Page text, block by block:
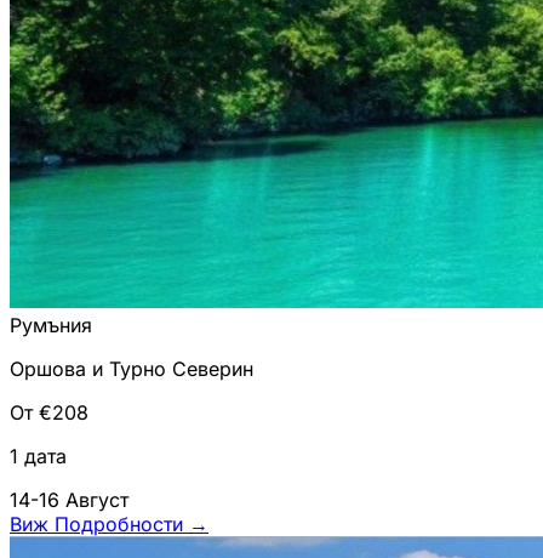
Румъния
Оршова и Турно Северин
От €208
1 дата
14-16 Август
Виж Подробности →